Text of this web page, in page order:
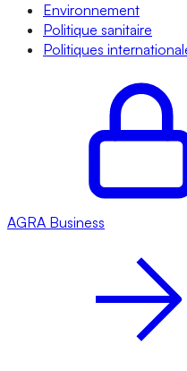
Environnement
Politique sanitaire
Politiques
AGRA Business